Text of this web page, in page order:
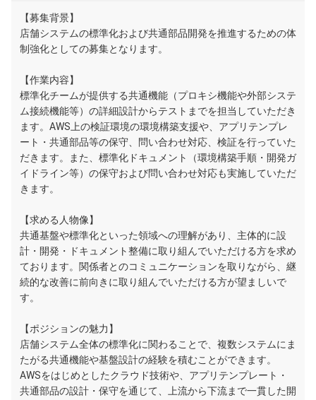
【募集背景】
店舗システムの標準化および共通部品開発を推進するための体
制強化としての募集となります。
【作業内容】
標準化チームが提供する共通機能（プロキシ機能や外部システ
ム接続機能等）の詳細設計からテストまでを担当していただき
ます。AWS上の検証環境の環境構築支援や、アプリテンプレ
ート・共通部品等の保守、問い合わせ対応、検証を行っていた
だきます。また、標準化ドキュメント（環境構築手順・開発ガ
イドライン等）の保守および問い合わせ対応も実施していただ
きます。
【求める人物像】
共通基盤や標準化といった領域への理解があり、主体的に設
計・開発・ドキュメント整備に取り組んでいただける方を求め
ております。関係者とのコミュニケーションを取りながら、継
続的な改善に前向きに取り組んでいただける方が望ましいで
す。
【ポジションの魅力】
店舗システム全体の標準化に関わることで、複数システムにま
たがる共通機能や基盤設計の経験を積むことができます。
AWSをはじめとしたクラウド技術や、アプリテンプレート・
共通部品の設計・保守を通じて、上流から下流まで一貫した開